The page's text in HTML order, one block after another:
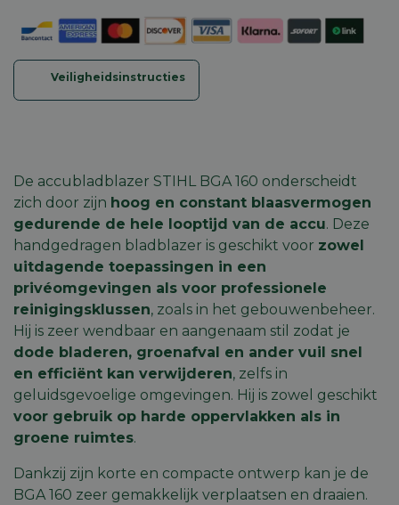
Veiligheidsinstructies
De accubladblazer STIHL BGA 160 onderscheidt
zich door zijn hoog en constant blaasvermogen
gedurende de hele looptijd van de accu. Deze
handgedragen bladblazer is geschikt voor zowel
uitdagende toepassingen in een
privéomgevingen als voor professionele
reinigingsklussen, zoals in het gebouwenbeheer.
Hij is zeer wendbaar en aangenaam stil zodat je
dode bladeren, groenafval en ander vuil snel
en efficiënt kan verwijderen, zelfs in
geluidsgevoelige omgevingen. Hij is zowel geschikt
voor gebruik op harde oppervlakken als in
groene ruimtes.
Dankzij zijn korte en compacte ontwerp kan je de
BGA 160 zeer gemakkelijk verplaatsen en draaien.